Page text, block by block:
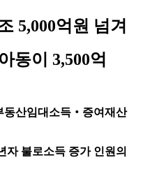
5,000억원 넘겨
동이 3,500억
동산임대소득 ‧ 증여재산
자 불로소득 증가 인원의